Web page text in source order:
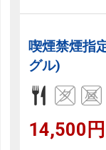
喫煙禁煙指
グル)
14,500